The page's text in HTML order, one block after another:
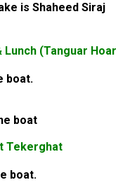
is Shaheed Siraj
(Tanguar Hoar
boat.
boat
Tekerghat
boat.